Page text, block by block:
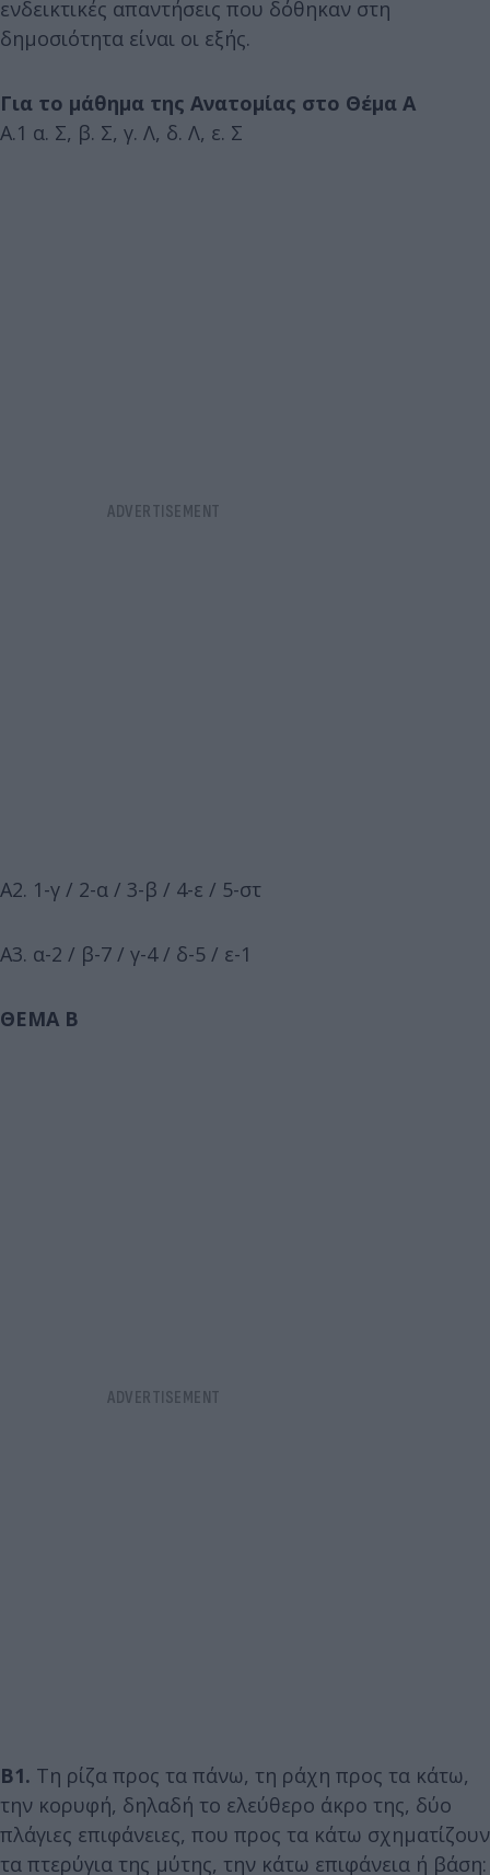
ενδεικτικές απαντήσεις που δόθηκαν στη
δημοσιότητα είναι οι εξής.
Για το μάθημα της Ανατομίας στο Θέμα Α
Α.1 α. Σ, β. Σ, γ. Λ, δ. Λ, ε. Σ
Α2. 1-γ / 2-α / 3-β / 4-ε / 5-στ
Α3. α-2 / β-7 / γ-4 / δ-5 / ε-1
ΘΕΜΑ Β
Β1. Τη ρίζα προς τα πάνω, τη ράχη προς τα κάτω,
την κορυφή, δηλαδή το ελεύθερο άκρο της, δύο
πλάγιες επιφάνειες, που προς τα κάτω σχηματίζουν
τα πτερύγια της μύτης, την κάτω επιφάνεια ή βάση: